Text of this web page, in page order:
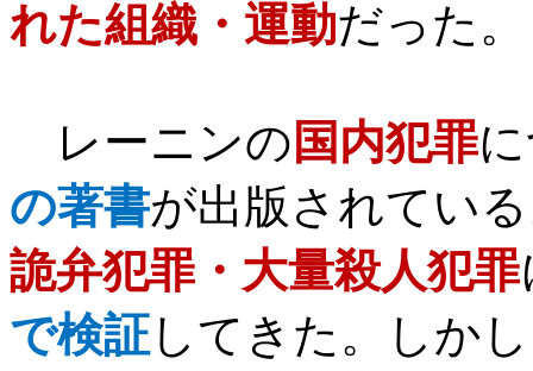
れた組織・運動だった。
レーニンの 国内犯罪
の著書が出版されてい
詭弁犯罪・大量殺人犯罪
で検証してきた。しか